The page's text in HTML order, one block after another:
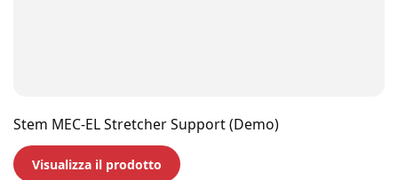
Stem MEC-EL Stretcher Support (Demo)
Visualizza il prodotto